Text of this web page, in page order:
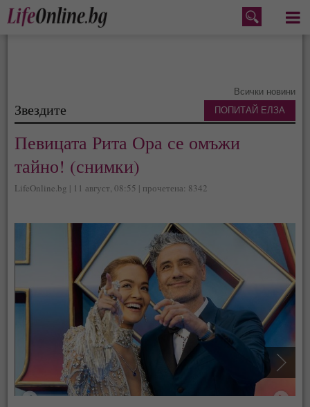
Меню
Всички новини
Звездите
Певицата Рита Ора се омъжи
тайно! (снимки)
LifeOnline.bg | 11 август, 08:55 | прочетена: 8342
ПОПИТАЙ ЕЛЗА